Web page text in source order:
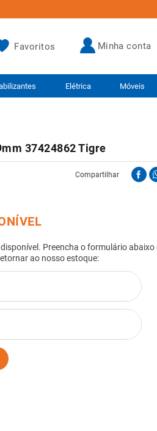
Favoritos minha conta
Elétrica Móveis
37424862 Tigre
Compartilhar